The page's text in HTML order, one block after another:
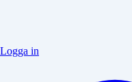
Logga in